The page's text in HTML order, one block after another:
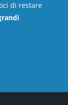
di restare